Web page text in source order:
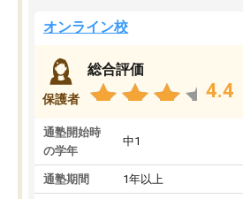
オンライン校
保護者
総合評価
4.4
通塾開始時
の学年
中1
通塾期間 1年以上